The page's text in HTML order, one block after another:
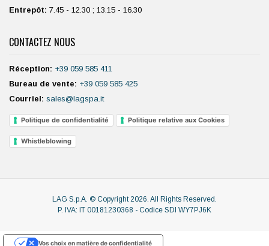
Entrepôt: 7.45 - 12.30 ; 13.15 - 16.30
CONTACTEZ NOUS
Réception: +39 059 585 411
Bureau de vente: +39 059 585 425
Courriel: sales@lagspa.it
Politique de confidentialité Politique relative aux Cookies
Whistleblowing
LAG S.p.A. © Copyright 2026. All Rights Reserved.
P. IVA: IT 00181230368 - Codice SDI WY7PJ6K
Vos choix en matière de confidentialité